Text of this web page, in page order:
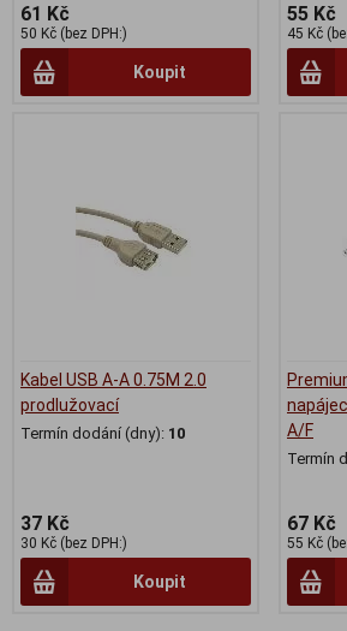
61 Kč
50 Kč (bez DPH:)
Koupit
55 Kč
45 Kč
Kabel USB A-A 0.75M 2.0
prodlužovací
Termín dodání (dny): 10
37 Kč
30 Kč (bez DPH:)
Koupit
A/F
Termín
67 Kč
55 Kč